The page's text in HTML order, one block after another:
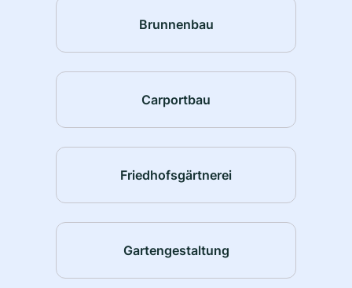
Brunnenbau
Carportbau
Friedhofsgärtnerei
Gartengestaltung